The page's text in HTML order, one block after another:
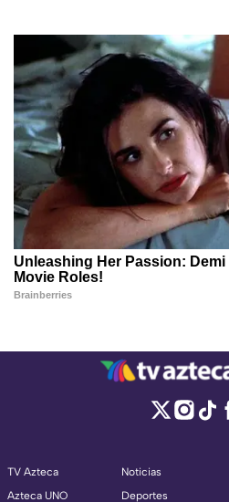
TV Azteca
Azteca UNO
Noticias
Deportes